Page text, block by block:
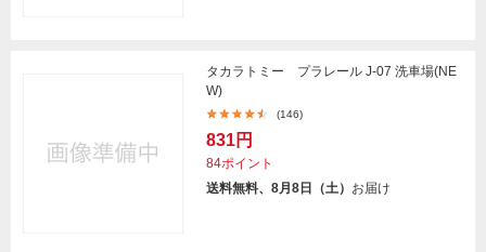
タカラトミー プラレール J-07 洗車場(NE
W)
(146)
831円
84ポイント
送料無料、8月8日（土） お届け